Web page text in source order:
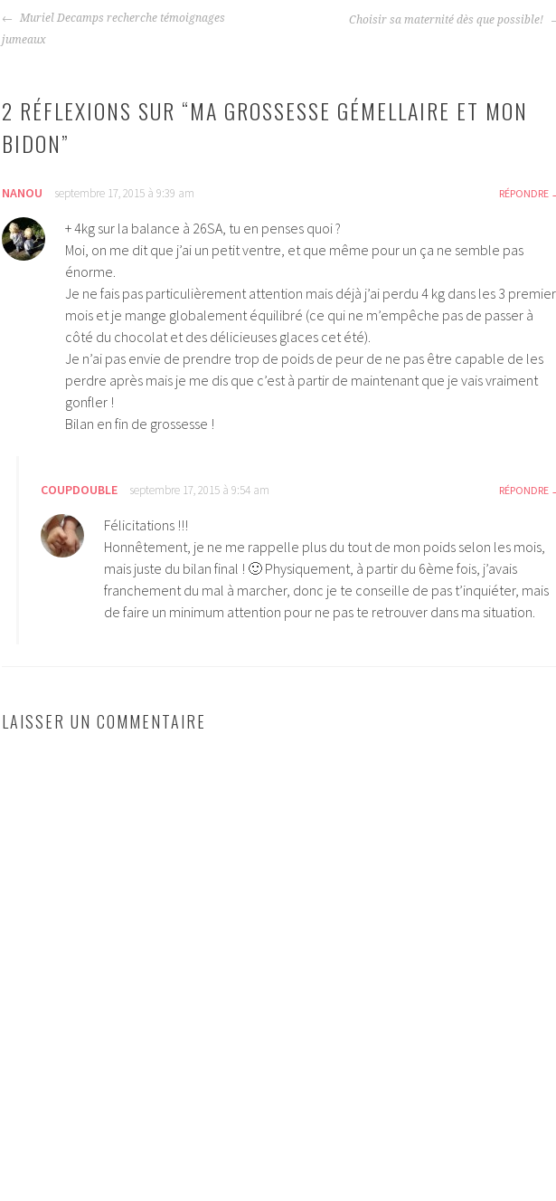
NAVIGATION
DES
Muriel Decamps recherche témoignages
jumeaux
Choisir sa maternité dès que possible!
2 RÉFLEXIONS SUR “MA GROSSESSE GÉMELLAIRE ET MON
BIDON”
NANOU septembre 17, 2015 à 9:39 am RÉPONDRE
+ 4kg sur la balance à 26SA, tu en penses quoi ?
Moi, on me dit que j’ai un petit ventre, et que même pour un ça ne semble pas
énorme.
Je ne fais pas particulièrement attention mais déjà j’ai perdu 4 kg dans les 3
mois et je mange globalement équilibré (ce qui ne m’empêche pas de passer à
côté du chocolat et des délicieuses glaces cet été).
Je n’ai pas envie de prendre trop de poids de peur de ne pas être capable de les
perdre après mais je me dis que c’est à partir de maintenant que je vais vraiment
gonfler !
Bilan en fin de grossesse !
COUPDOUBLE septembre 17, 2015 à 9:54 am RÉPONDRE
Félicitations !!!
Honnêtement, je ne me rappelle plus du tout de mon poids selon les mois,
mais juste du bilan final ! 🙂 Physiquement, à partir du 6ème fois, j’avais
franchement du mal à marcher, donc je te conseille de pas t’inquiéter, mais
de faire un minimum attention pour ne pas te retrouver dans ma situation.
LAISSER UN COMMENTAIRE